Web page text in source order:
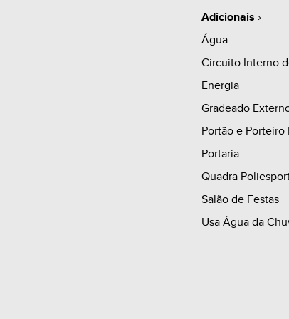
- Porcelanato
- 100% rebaixado
- Pé direto
apartamento
- Ofurô/Spa
- Brises móveis
de luz,
A MPA
Adicionais ›
Água
Circuito Interno
Energia
Gradeado
Portão e
Portaria
Quadra
Salão de Festas
Usa Água da